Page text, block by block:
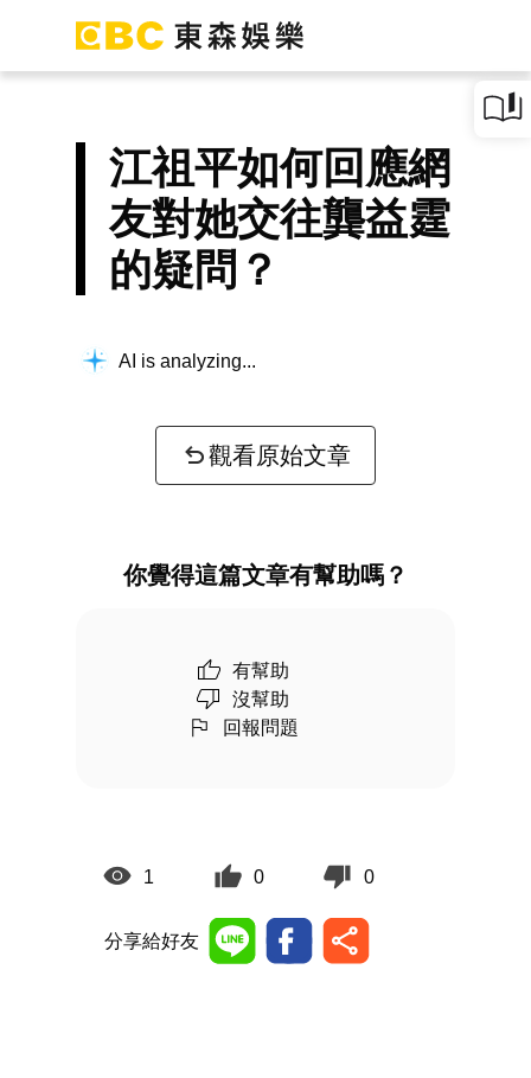
江祖平如何回應網
友對她交往龔益霆
的疑問？
AI is analyzing...
觀看原始文章
你覺得這篇文章有幫助嗎？
有幫助
沒幫助
回報問題
1 0 0
分享給好友